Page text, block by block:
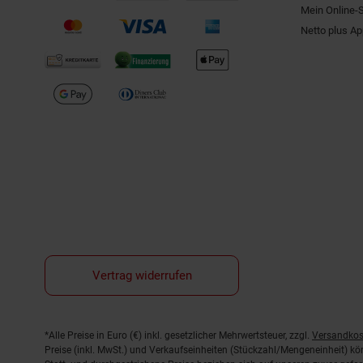
Mein Online-
Netto plus
Vertrag widerrufen
Fußnoten
*Alle Preise in Euro (€) inkl. gesetzlicher Mehrwertsteuer, zzgl.
Preise (inkl. MwSt.) und Verkaufseinheiten (Stückzahl/Mengeneinheit)